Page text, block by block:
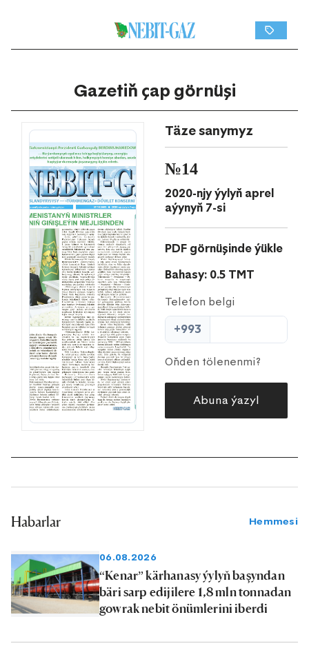
Gazetiň çap görnüşi
Täze sanymyz
№14
2020-njy ýylyň aprel
aýynyň 7-si
PDF görnüşinde ýükle
Bahasy: 0.5 TMT
Telefon belgi
+993
Oňden tölenenmi?
Abuna ýazyl
Habarlar Hemmesi
06.08.2026
“Kenar” kärhanasy ýylyň başyndan
bäri sarp edijilere 1,8 mln tonnadan
gowrak nebit önümlerini iberdi